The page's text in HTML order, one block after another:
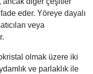
eder. Yöreye dayalı
veya
olmak üzere iki
ve parlaklık ile